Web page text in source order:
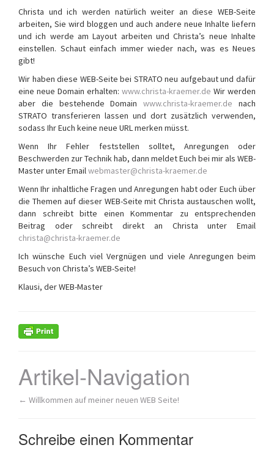
Christa und ich werden natürlich weiter an diese WEB-Seite
arbeiten, Sie wird bloggen und auch andere neue Inhalte liefern
und ich werde am Layout arbeiten und Christa’s neue Inhalte
einstellen. Schaut einfach immer wieder nach, was es Neues
gibt!
Wir haben diese WEB-Seite bei STRATO neu aufgebaut und dafür
eine neue Domain erhalten: www.christa-kraemer.de Wir werden
aber die bestehende Domainwww.christa-kraemer.de nach
STRATO transferieren lassen und dort zusätzlich verwenden,
sodass Ihr Euch keine neue URL merken müsst.
Wenn Ihr Fehler feststellen solltet, Anregungen oder
Beschwerden zur Technik hab, dann meldet Euch bei mir als WEB-
Master unter Emailwebmaster@christa-kraemer.de
Wenn Ihr inhaltliche Fragen und Anregungen habt oder Euch über
die Themen auf dieser WEB-Seite mit Christa austauschen wollt,
dann schreibt bitte einen Kommentar zu entsprechenden
Beitrag oder schreibt direkt an Christa unter Email
christa@christa-kraemer.de
Ich wünsche Euch viel Vergnügen und viele Anregungen beim
Besuch von Christa’s WEB-Seite!
Klausi, der WEB-Master
Artikel-Navigation
← Willkommen auf meiner neuen WEB Seite!
Schreibe einen Kommentar